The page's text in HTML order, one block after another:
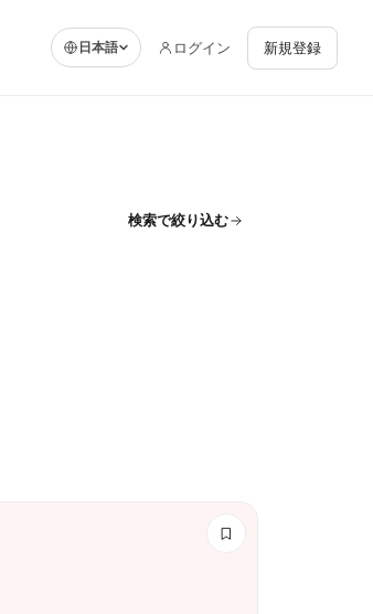
日本語 ログイン 新規登録
検索で絞り込む